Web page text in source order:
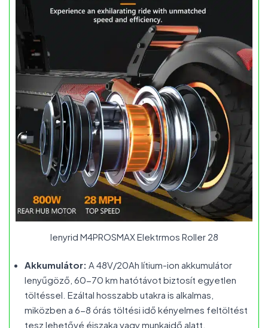
Ienyrid M4PROSMAX Elektrmos Roller 28
Akkumulátor: A 48V/20Ah lítium-ion akkumulátor
lenyűgöző, 60-70 km hatótávot biztosít egyetlen
töltéssel. Ezáltal hosszabb utakra is alkalmas,
miközben a 6-8 órás töltési idő kényelmes feltöltést
tesz lehetővé éjszaka vagy munkaidő alatt.